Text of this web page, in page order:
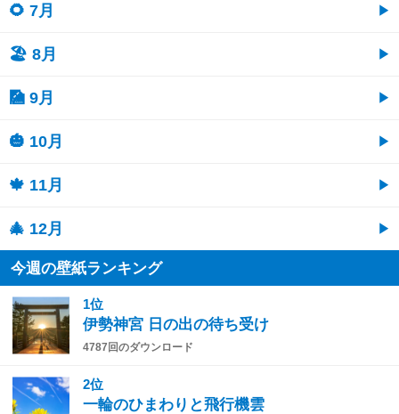
🌻 7月
🏖 8月
🎑 9月
🎃 10月
🍁 11月
🎄 12月
今週の壁紙ランキング
1位
伊勢神宮 日の出の待ち受け
4787回のダウンロード
2位
一輪のひまわりと飛行機雲